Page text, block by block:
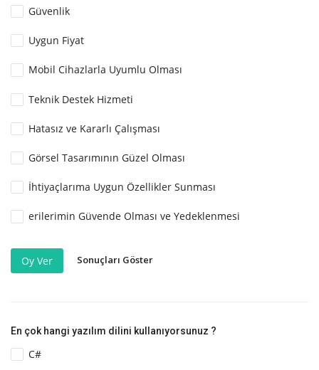
Güvenlik
Uygun Fiyat
Mobil Cihazlarla Uyumlu Olması
Teknik Destek Hizmeti
Hatasız ve Kararlı Çalışması
Görsel Tasarımının Güzel Olması
İhtiyaçlarıma Uygun Özellikler Sunması
erilerimin Güvende Olması ve Yedeklenmesi
Oy Ver Sonuçları Göster
En çok hangi yazılım dilini kullanıyorsunuz ?
C#